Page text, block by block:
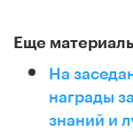
Еще
На
награды
знаний и